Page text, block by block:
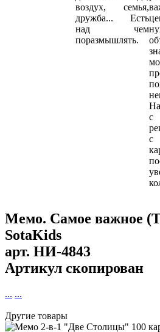
воздух, семья,
дружба... Есть
над чем
поразмышлять.
с
с
Мемо. Самое важное
SotaKids
арт. НИ-4843
Артикул скопирован
... ...
Другие товары